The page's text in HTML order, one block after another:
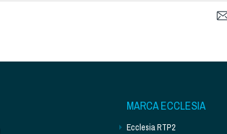
MARCA ECCLESIA
Ecclesia RTP2